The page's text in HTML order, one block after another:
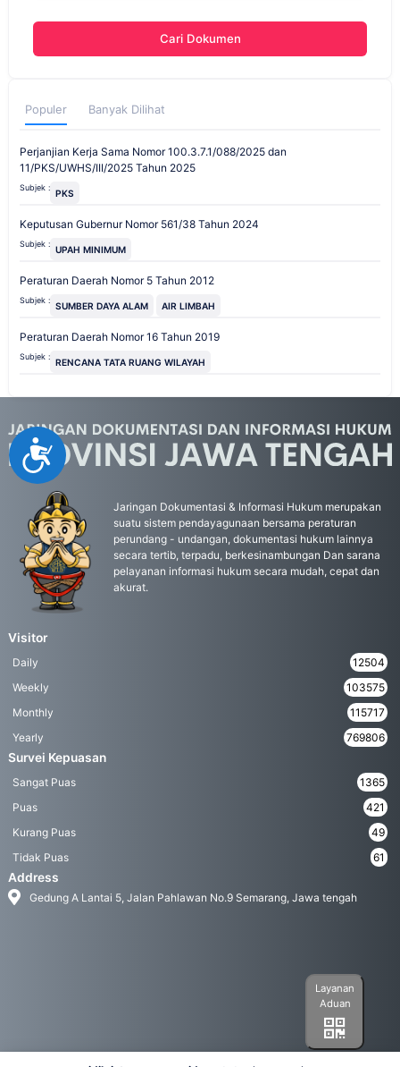
Accessibility
Cari Dokumen
Populer Banyak Dilihat
Perjanjian Kerja Sama Nomor 100.3.7.1/088/2025 dan
11/PKS/UWHS/III/2025 Tahun 2025
Subjek : PKS
Keputusan Gubernur Nomor 561/38 Tahun 2024
Subjek : UPAH MINIMUM
Peraturan Daerah Nomor 5 Tahun 2012
Subjek : SUMBER DAYA ALAM AIR LIMBAH
Peraturan Daerah Nomor 16 Tahun 2019
Subjek : RENCANA TATA RUANG WILAYAH
Jaringan Dokumentasi & Informasi Hukum merupakan
suatu sistem pendayagunaan bersama peraturan
perundang - undangan, dokumentasi hukum lainnya
secara tertib, terpadu, berkesinambungan Dan sarana
pelayanan informasi hukum secara mudah, cepat dan
akurat.
Visitor
Daily
12504
Weekly
103575
Monthly
115717
Yearly
769806
Survei Kepuasan
Sangat Puas
1365
Puas
421
Kurang Puas
49
Tidak Puas
61
Address
Gedung A Lantai 5, Jalan Pahlawan No.9 Semarang, Jawa tengah
Layanan
Aduan